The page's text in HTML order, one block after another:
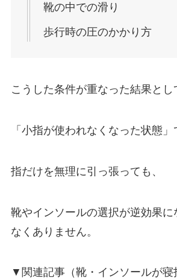
靴の中での滑り
歩行時の圧のかかり方
こうした条件が重なった結果とし
「小指が使われなくなった状態」
指だけを無理に引っ張っても、
靴やインソールの選択が逆効果
なくありません。
▼関連記事（靴・インソールが寝